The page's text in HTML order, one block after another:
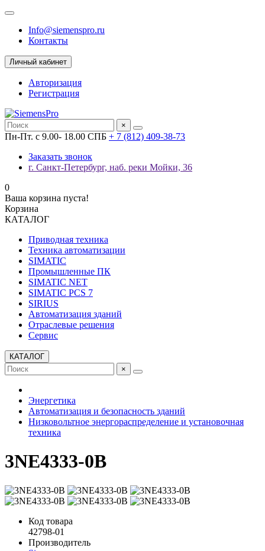
Info@siemenspro.ru
Контакты
Личный кабинет
Авторизация
Регистрация
×
Пн-Пт. с 9.00- 18.00 СПБ + 7 (812) 409-38-73
Заказать звонок
г. Санкт-Петербург, наб. реки Мойки, 36
0
Ваша корзина пуста!
Корзина
КАТАЛОГ
Приводная техника
Техника автоматизации
SIMATIC
Промышленные ПК
SIMATIC NET
SIMATIC PCS 7
SIRIUS
Автоматизация зданий
Отраслевые решения
Сервис
КАТАЛОГ
×
Энергетика
Автоматизация и безопасность зданий
Низковольтное энергораспределение и установочная
техника
3NE4333-0B
Код товара
42798-01
Производитель